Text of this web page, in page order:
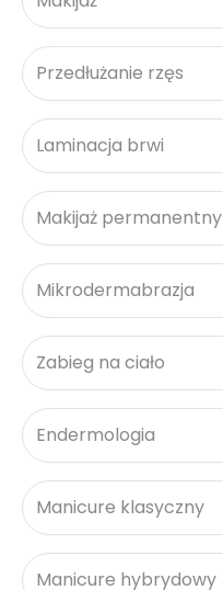
Przedłużanie rzęs
Laminacja brwi
Makijaż permanentny
Mikrodermabrazja
Zabieg na ciało
Endermologia
Manicure klasyczny
Manicure hybrydowy